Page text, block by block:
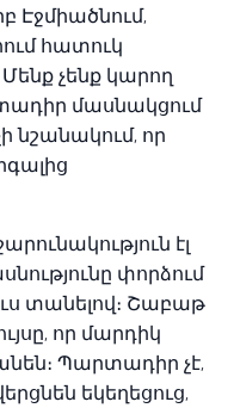
Էջմիածնում,
հատուկ
չենք կարող
մասնակցում
նշանակում, որ
էլ
փորձում
տանելով։ Շաբաթ
որ մարդիկ
Պարտադիր չէ,
եկեղեցուց,